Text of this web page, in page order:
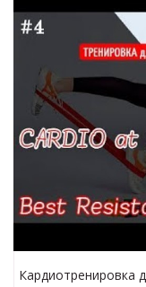
Кардиотренировка